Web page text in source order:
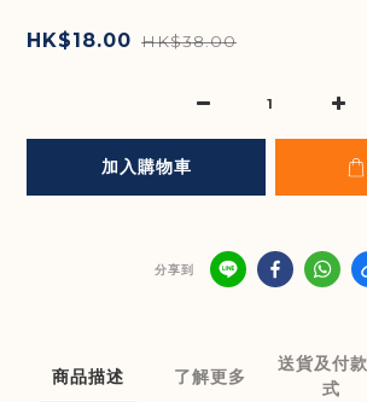
HK$18.00 HK$38.00
加入購物車
分享到
商品描述 了解更多
送貨及付
式